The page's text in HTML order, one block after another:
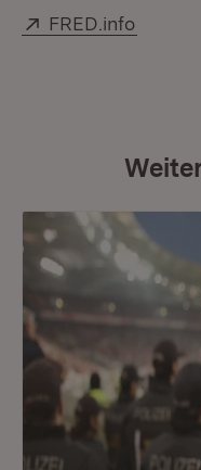
Extern:
FRED.info